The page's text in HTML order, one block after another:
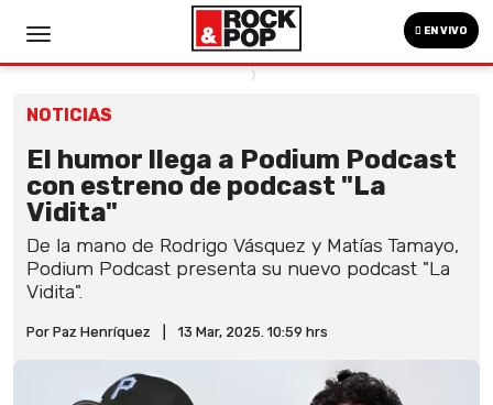
EN VIVO
NOTICIAS
El humor llega a Podium Podcast
con estreno de podcast "La
Vidita"
De la mano de Rodrigo Vásquez y Matías Tamayo,
Podium Podcast presenta su nuevo podcast "La
Vidita".
Por Paz Henríquez 13 Mar, 2025. 10:59 hrs